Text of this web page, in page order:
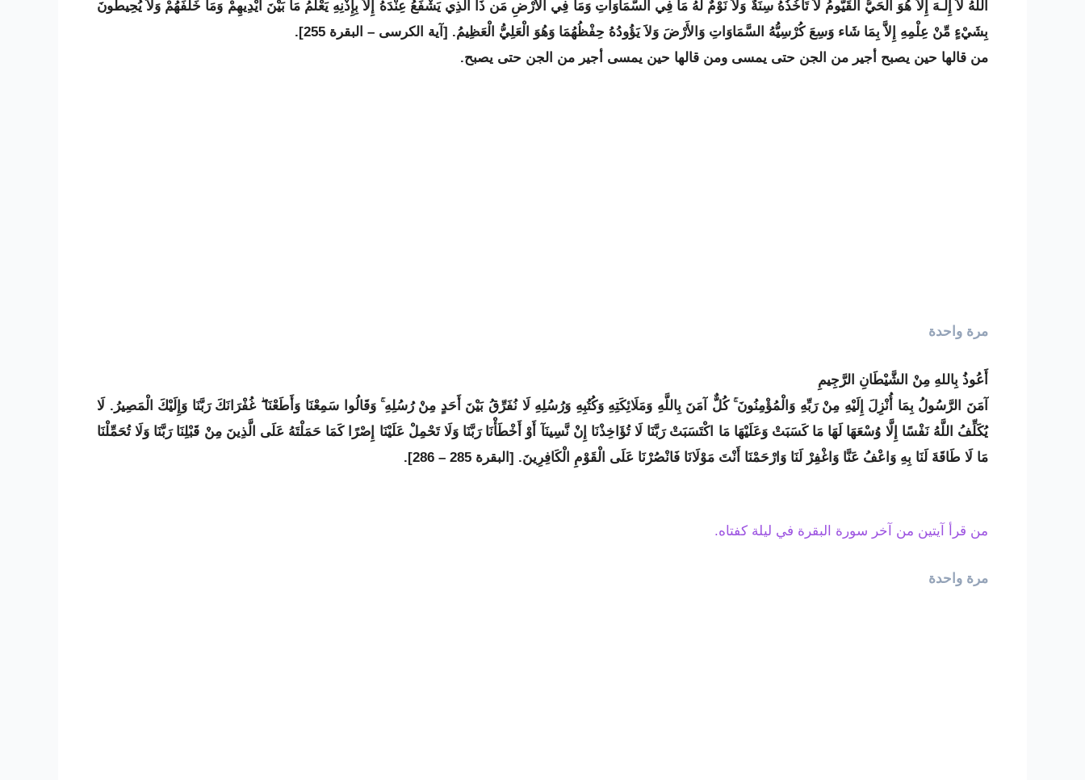
اللّهُ لاَ إِلَـهَ إِلاَّ هُوَ الْحَيُّ الْقَيُّومُ لاَ تَأْخُذُهُ سِنَةٌ وَلاَ نَوْمٌ لَّهُ مَا فِي السَّمَاوَاتِ وَمَا فِي الأَرْضِ مَن ذَا الَّذِي يَشْفَعُ عِنْدَهُ إِلاَّ بِإِذْنِهِ يَعْلَمُ مَا بَيْنَ أَيْدِيهِمْ وَمَا خَلْفَهُمْ وَلاَ يُحِيطُونَ
بِشَيْءٍ مِّنْ عِلْمِهِ إِلاَّ بِمَا شَاء وَسِعَ كُرْسِيُّهُ السَّمَاوَاتِ وَالأَرْضَ وَلاَ يَؤُودُهُ حِفْظُهُمَا وَهُوَ الْعَلِيُّ الْعَظِيمُ. [آية الكرسى – البقرة 255].
من قالها حين يصبح أجير من الجن حتى يمسى ومن قالها حين يمسى أجير من الجن حتى يصبح.
مرة واحدة
أَعُوذُ بِاللهِ مِنْ الشَّيْطَانِ الرَّجِيمِ
آمَنَ الرَّسُولُ بِمَا أُنْزِلَ إِلَيْهِ مِنْ رَبِّهِ وَالْمُؤْمِنُونَ ۚ كُلٌّ آمَنَ بِاللَّهِ وَمَلَائِكَتِهِ وَكُتُبِهِ وَرُسُلِهِ لَا نُفَرِّقُ بَيْنَ أَحَدٍ مِنْ رُسُلِهِ ۚ وَقَالُوا سَمِعْنَا وَأَطَعْنَا ۖ غُفْرَانَكَ رَبَّنَا وَإِلَيْكَ الْمَصِيرُ. لَا
يُكَلِّفُ اللَّهُ نَفْسًا إِلَّا وُسْعَهَا لَهَا مَا كَسَبَتْ وَعَلَيْهَا مَا اكْتَسَبَتْ رَبَّنَا لَا تُؤَاخِذْنَا إِنْ نَّسِينَآ أَوْ أَخْطَأْنَا رَبَّنَا وَلَا تَحْمِلْ عَلَيْنَا إِصْرًا كَمَا حَمَلْتَهُ عَلَى الَّذِينَ مِنْ قَبْلِنَا رَبَّنَا وَلَا تُحَمِّلْنَا
مَا لَا طَاقَةَ لَنَا بِهِ وَاعْفُ عَنَّا وَاغْفِرْ لَنَا وَارْحَمْنَا أَنْتَ مَوْلَانَا فَانْصُرْنَا عَلَى الْقَوْمِ الْكَافِرِينَ. [البقرة 285 – 286].
من قرأ آيتين من آخر سورة البقرة في ليلة كفتاه.
مرة واحدة